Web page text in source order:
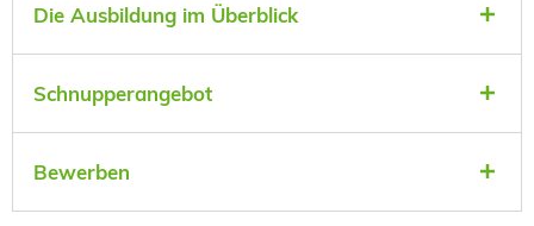
Die Ausbildung im Überblick
Schnupperangebot
Bewerben